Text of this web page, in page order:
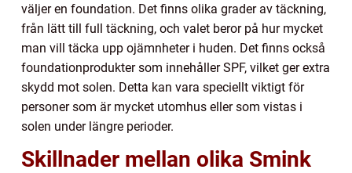
väljer en foundation. Det finns olika grader av täckning,
från lätt till full täckning, och valet beror på hur mycket
man vill täcka upp ojämnheter i huden. Det finns också
foundationprodukter som innehåller SPF, vilket ger extra
skydd mot solen. Detta kan vara speciellt viktigt för
personer som är mycket utomhus eller som vistas i
solen under längre perioder.
Skillnader mellan olika Smink